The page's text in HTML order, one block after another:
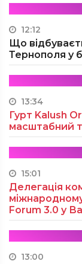
12:12
Що
Тернополя у
13:34
Гурт Kalush
масштабний
15:01
Делегація
Forum 3.0 у
13:00